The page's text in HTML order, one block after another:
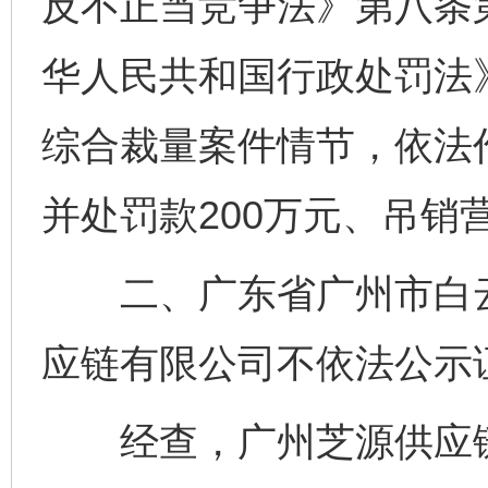
华人民共和国行政处罚
综合裁量案件情节，依
并处罚款200万元、吊销
二、广东省广州市白
应链有限公司不依法公
经查，广州芝源供应